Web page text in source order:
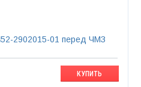
2902015-01 перед ЧМЗ
КУПИТЬ